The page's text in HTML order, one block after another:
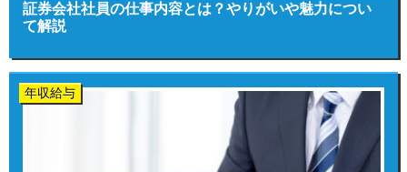
証券会社社員の仕事内容とは？やりがいや魅力につい
て解説
年収給与